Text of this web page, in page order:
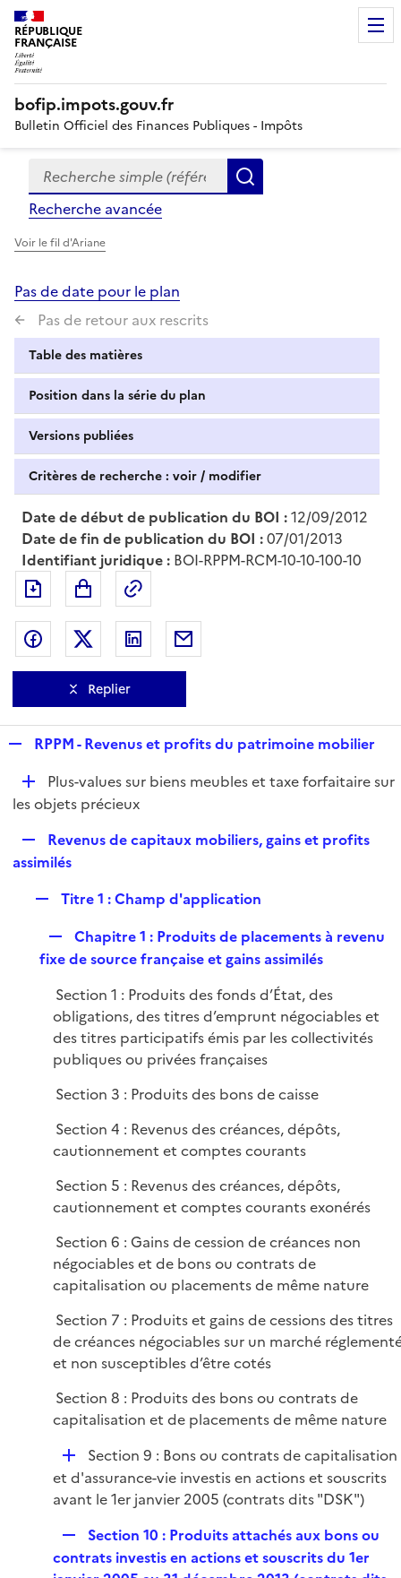
RÉPUBLIQUE
FRANÇAISE
bofip.impots.gouv.fr
Bulletin Officiel des Finances Publiques - Impôts
Formulaire
de
recherche
Recherche simple (références, mots clés, partie du
Recherche avancée
Voir le fil d'Ariane
Pas de date pour le plan
Pas de retour aux rescrits
Table des matières
Position dans la série du plan
Versions publiées
Critères de recherche : voir / modifier
Date de début de publication du BOI :12/09/2012
Date de fin de publication du BOI :07/01/2013
Identifiant juridique : BOI-RPPM-RCM-10-10-100-10
Exporter le document au format pdf
Partager sur Facebook
Partager sur Twitter
Partager sur LinkedIn
Replier
p
l
r
RPPM - Revenus et profits du patrimoine mobilier
D
é
i
Plus-values sur biens meubles et taxe forfaitaire sur
les objets précieux
e
l
r
Revenus de capitaux mobiliers, gains et profits
assimilés
p
l
e
r
Titre 1 : Champ d'application
e
l
i
e
r
Chapitre 1 : Produits de placements à revenu
fixe de source française et gains assimilés
Section 1 : Produits des fonds d’État, des
obligations, des titres d’emprunt négociables et
des titres participatifs émis par les collectivités
publiques ou privées françaises
Section 3 : Produits des bons de caisse
Section 4 : Revenus des créances, dépôts,
cautionnement et comptes courants
Section 5 : Revenus des créances, dépôts,
cautionnement et comptes courants exonérés
Section 6 : Gains de cession de créances non
négociables et de bons ou contrats de
capitalisation ou placements de même nature
Section 7 : Produits et gains de cessions des titres
de créances négociables sur un marché
et non susceptibles d’être cotés
Section 8 : Produits des bons ou contrats de
capitalisation et de placements de même nature
D
é
p
e
Section 9 : Bons ou contrats de capitalisation
et d'assurance-vie investis en actions et souscrits
avant le 1er janvier 2005 (contrats dits "DSK")
e
Section 10 : Produits attachés aux bons ou
contrats investis en actions et souscrits du 1er